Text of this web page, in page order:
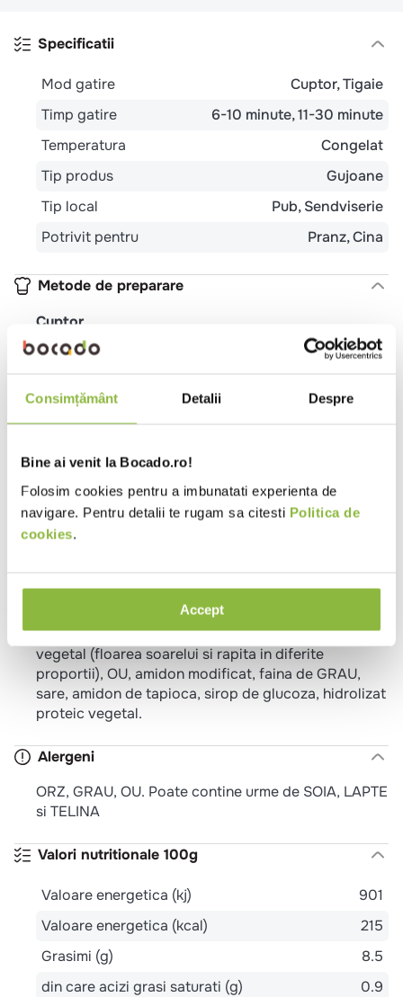
Consimțământ Detalii Despre
Bine ai venit la Bocado.ro!
Folosim cookies pentru a imbunatati experienta de
navigare. Pentru detalii te rugam sa citesti Politica de
cookies.
Accept
Specificatii
Mod gatire Cuptor Tigaie
Timp gatire
6-10 minute 11-30 minute
Temperatura
Congelat
Tip produs
Gujoane
Tip local
Pub Sendviserie
Potrivit pentru
Pranz Cina
Metode de preparare
Cuptor
22 min * 200°C:
Puneti produsul congelat intr-o tava cu hartie de
°C timp de 22 minute, pana capata o culoare brun-
aurie.
Puneti produsul congelat intr-o tigaie cu ulei incins
si prajiti la foc mediu aproximativ 6-8 minute pana
capata o culoare brun-aurie.
Muschiulet de pui 55%, fulgi de porumb 14%
(porumb, zahar, sare, extract de malt de ORZ),
pesmet (faina de GRAU, dextroza, sare, drojdie), ulei
vegetal (floarea soarelui si rapita in diferite
proportii), OU, amidon modificat, faina de GRAU,
sare, amidon de tapioca, sirop de glucoza, hidrolizat
proteic vegetal.
Alergeni
ORZ, GRAU, OU. Poate contine urme de SOIA, LAPTE
si TELINA
Valori nutritionale 100g
Valoare energetica (kj)
901
Valoare energetica (kcal)
215
Grasimi (g)
8.5
din care acizi grasi saturati (g)
0.9